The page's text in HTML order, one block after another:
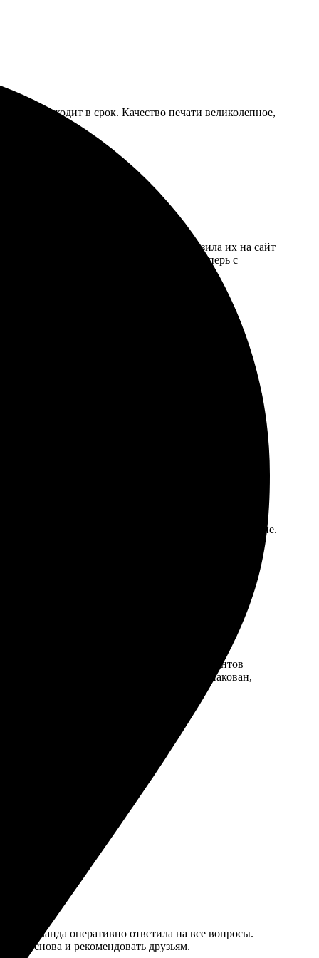
происходит в срок. Качество печати великолепное,
выбрала желаемые фото, загрузила их на сайт
качество печати на высоте. Теперь с
форме!
оформить заказ. Доставка пришла вовремя, без
результатом. Рекомендую!
и без проблем. Качество отличное, картинки яркие.
редактором очень удобно, а вариантов
детали четкие. Заказ был хорошо упакован,
Команда оперативно ответила на все вопросы.
снова и рекомендовать друзьям.